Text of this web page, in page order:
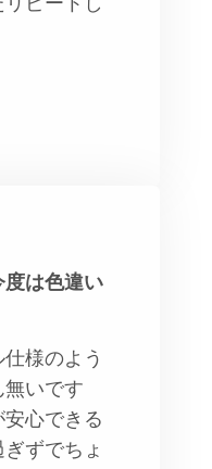
は色違い
様のよう
いです
心できる
ずでちょ